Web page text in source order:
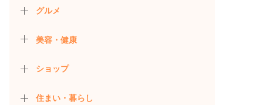
グルメ
美容・健康
ショップ
住まい・暮らし